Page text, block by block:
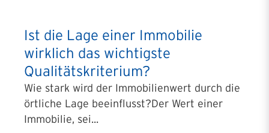
Ist die Lage einer Immobilie
wirklich das wichtigste
Qualitätskriterium?
Wie stark wird der Immobilienwert durch die
örtliche Lage beeinflusst?Der Wert einer
Immobilie, sei...